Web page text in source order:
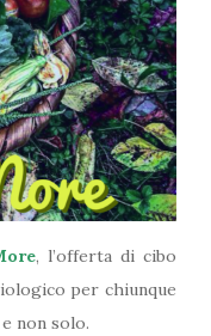
, l’offerta di cibo
per chiunque
non solo.